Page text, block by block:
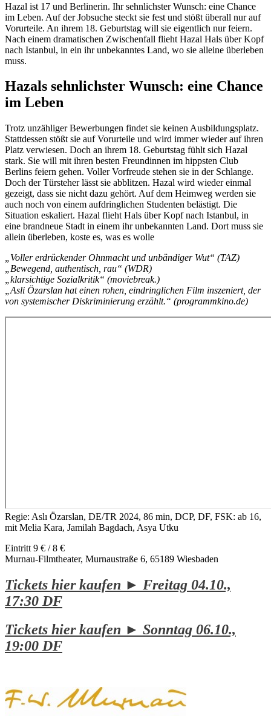
Hazal ist 17 und Berlinerin. Ihr sehnlichster Wunsch: eine Chance
im Leben. Auf der Jobsuche steckt sie fest und stößt überall nur auf
Vorurteile. An ihrem 18. Geburtstag will sie eigentlich nur feiern.
Nach einem dramatischen Zwischenfall flieht Hazal Hals über Kopf
nach Istanbul, in ein ihr unbekanntes Land, wo sie alleine überleben
muss.
Hazals sehnlichster Wunsch: eine Chance
im Leben
Trotz unzähliger Bewerbungen findet sie keinen Ausbildungsplatz.
Stattdessen stößt sie auf Vorurteile und wird immer wieder auf ihren
Platz verwiesen. Doch an ihrem 18. Geburtstag fühlt sich Hazal
stark. Sie will mit ihren besten Freundinnen im hippsten Club
Berlins feiern gehen. Voller Vorfreude stehen sie in der Schlange.
Doch der Türsteher lässt sie abblitzen. Hazal wird wieder einmal
gezeigt, dass sie nicht dazu gehört. Auf dem Heimweg werden sie
auch noch von einem aufdringlichen Studenten belästigt. Die
Situation eskaliert. Hazal flieht Hals über Kopf nach Istanbul, in
eine brandneue Stadt in einem ihr unbekannten Land. Dort muss sie
allein überleben, koste es, was es wolle
„Voller erdrückender Ohnmacht und unbändiger Wut“ (TAZ)
„Bewegend, authentisch, rau“ (WDR)
„klarsichtige Sozialkritik“ (moviebreak.)
„Asli Özarslan hat einen rohen, eindringlichen Film inszeniert, der
von systemischer Diskriminierung erzählt.“ (programmkino.de)
Regie: Aslı Özarslan, DE/TR 2024, 86 min, DCP, DF, FSK: ab 16,
mit Melia Kara, Jamilah Bagdach, Asya Utku
Eintritt 9 € / 8 €
Murnau-Filmtheater, Murnaustraße 6, 65189 Wiesbaden
Tickets hier kaufen ► Freitag 04.10.,
17:30 DF
Tickets hier kaufen ► Sonntag 06.10.,
19:00 DF